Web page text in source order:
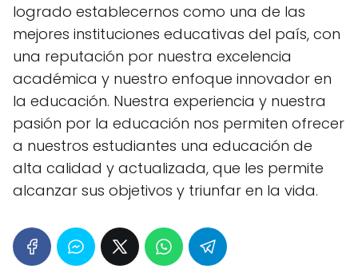
logrado establecernos como una de las
mejores instituciones educativas del país, con
una reputación por nuestra excelencia
académica y nuestro enfoque innovador en
la educación. Nuestra experiencia y nuestra
pasión por la educación nos permiten ofrecer
a nuestros estudiantes una educación de
alta calidad y actualizada, que les permite
alcanzar sus objetivos y triunfar en la vida.